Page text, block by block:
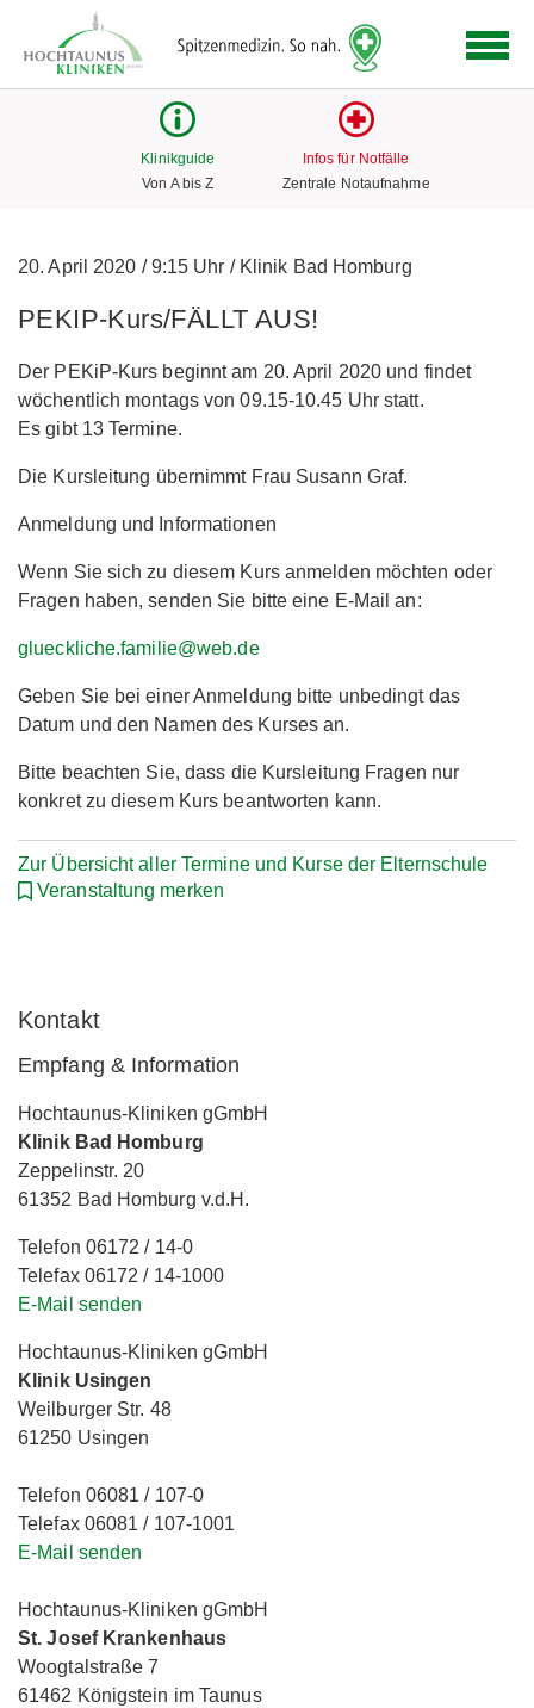
Link
zur
Klinikguide
Von A bis Z
Infos für Notfälle
Zentrale Notaufnahme
20. April 2020 /9:15 Uhr /Klinik Bad Homburg
PEKIP-Kurs/FÄLLT AUS!
Der PEKiP-Kurs beginnt am 20. April 2020 und findet
wöchentlich montags von 09.15-10.45 Uhr statt.
Es gibt 13 Termine.
Die Kursleitung übernimmt Frau Susann Graf.
Anmeldung und Informationen
Wenn Sie sich zu diesem Kurs anmelden möchten oder
Fragen haben, senden Sie bitte eine E-Mail an:
glueckliche.familie@web.de
Geben Sie bei einer Anmeldung bitte unbedingt das
Datum und den Namen des Kurses an.
Bitte beachten Sie, dass die Kursleitung Fragen nur
konkret zu diesem Kurs beantworten kann.
Zur Übersicht aller Termine und Kurse der Elternschule
Veranstaltung merken
Kontakt
Empfang & Information
Hochtaunus-Kliniken gGmbH
Klinik Bad Homburg
Zeppelinstr. 20
61352 Bad Homburg v.d.H.
Telefon 06172 / 14-0
Telefax 06172 / 14-1000
E-Mail senden
Hochtaunus-Kliniken gGmbH
Klinik Usingen
Weilburger Str. 48
61250 Usingen
Telefon 06081 / 107-0
Telefax 06081 / 107-1001
E-Mail senden
Hochtaunus-Kliniken gGmbH
St. Josef Krankenhaus
Woogtalstraße 7
61462 Königstein im Taunus